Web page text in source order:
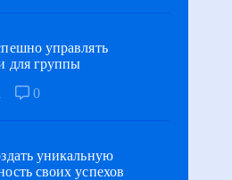
управлять
для группы
0
уникальную
своих успехов